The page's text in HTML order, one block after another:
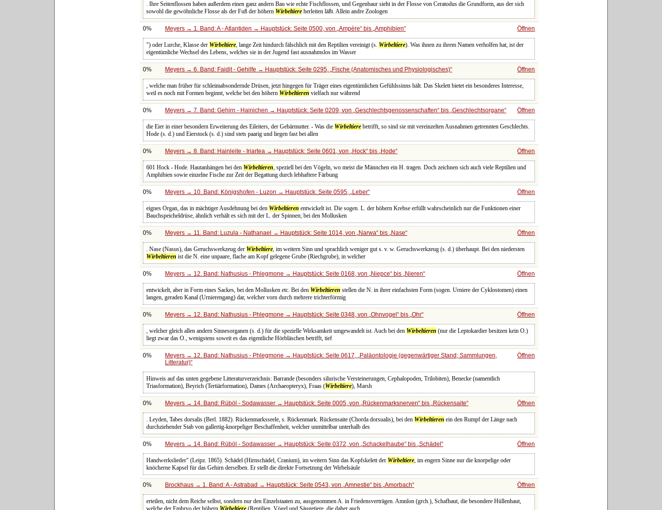
. Ihre Seitenflossen haben außerdem einen ganz andern Bau wie echte Fischflossen, und Gegenbaur sieht in der Flosse von Ceratodus die Grundform, aus der sich
sowohl die gewöhnliche Flosse als der Fuß der höhern Wirbeltiere herleiten läßt. Allein andre Zoologen
0% Meyers → 1. Band: A - Atlantiden → Hauptstück: Seite 0500, von Ampère bis Amphibien Öffnen
") oder Lurche, Klasse der Wirbeltiere, lange Zeit hindurch fälschlich mit den Reptilien vereinigt (s. Wirbeltiere). Was ihnen zu ihrem Namen verholfen hat, ist der
eigentümliche Wechsel des Lebens, welches sie in der Jugend fast ausnahmslos im Wasser
0% Meyers → 6. Band: Faidit - Gehilfe → Hauptstück: Seite 0295, Fische (Anatomisches und Physiologisches) Öffnen
, welche man früher für schleimabsondernde Drüsen, jetzt hingegen für Träger eines eigentümlichen Gefühlssinns hält. Das Skelett bietet ein besonderes Interesse,
weil es noch mit Formen beginnt, welche bei den höhern Wirbeltieren vielfach nur während
0% Meyers → 7. Band: Gehirn - Hainichen → Hauptstück: Seite 0209, von Geschlechtsgenossenschaften bis Geschlechtsorgane Öffnen
die Eier in einer besondern Erweiterung des Eileiters, der Gebärmutter. - Was die Wirbeltiere betrifft, so sind sie mit vereinzelten Ausnahmen getrennten Geschlechts.
Hode (s. d.) und Eierstock (s. d.) sind stets paarig und liegen fast bei allen
0% Meyers → 8. Band: Hainleite - Iriartea → Hauptstück: Seite 0601, von Hock bis Hode Öffnen
601 Hock - Hode. Hautanhängen bei den Wirbeltieren, speziell bei den Vögeln, wo meist die Männchen ein H. tragen. Doch zeichnen sich auch viele Reptilien und
Amphibien sowie einzelne Fische zur Zeit der Begattung durch lebhaftere Färbung
0% Meyers → 10. Band: Königshofen - Luzon → Hauptstück: Seite 0595, Leber Öffnen
eignes Organ, das in mächtiger Ausdehnung bei den Wirbeltieren entwickelt ist. Die sogen. L. der höhern Krebse erfüllt wahrscheinlich nur die Funktionen einer
Bauchspeicheldrüse, ähnlich verhält es sich mit der L. der Spinnen; bei den Mollusken
0% Meyers → 11. Band: Luzula - Nathanael → Hauptstück: Seite 1014, von Narwa bis Nase Öffnen
. Nase (Nasus), das Geruchswerkzeug der Wirbeltiere, im weitern Sinn und sprachlich weniger gut s. v. w. Geruchswerkzeug (s. d.) überhaupt. Bei den niedersten
Wirbeltieren ist die N. eine unpaare, flache am Kopf gelegene Grube (Riechgrube), in welcher
0% Meyers → 12. Band: Nathusius - Phlegmone → Hauptstück: Seite 0168, von Niepce bis Nieren Öffnen
entwickelt, aber in Form eines Sackes, bei den Mollusken etc. Bei den Wirbeltieren stellen die N. in ihrer einfachsten Form (sogen. Urniere der Cyklostomen) einen
langen, geraden Kanal (Urnierengang) dar, welcher vorn durch mehrere trichterförmig
0% Meyers → 12. Band: Nathusius - Phlegmone → Hauptstück: Seite 0348, von Ohnvogel bis Ohr Öffnen
, welcher gleich allen andern Sinnesorganen (s. d.) für die spezielle Wirksamkeit umgewandelt ist. Auch bei den Wirbeltieren (nur die Leptokardier besitzen kein O.)
liegt zwar das O., wenigstens soweit es das eigentliche Hörbläschen betrifft, tief
0% Meyers → 12. Band: Nathusius - Phlegmone → Hauptstück: Seite 0617, Paläontologie (gegenwärtiger Stand; Sammlungen,
Litteratur)
Öffnen
Hinweis auf das unten gegebene Litteraturverzeichnis: Barrande (besonders silurische Versteinerungen, Cephalopoden, Trilobiten), Benecke (namentlich
Triasformation), Beyrich (Tertiärformation), Dames (Archaeopteryx), Fraas (Wirbeltiere), Marsh
0% Meyers → 14. Band: Rüböl - Sodawasser → Hauptstück: Seite 0005, von Rückenmarksnerven bis Rückensaite Öffnen
. Leyden, Tabes dorsalis (Berl. 1882). Rückenmarksseele, s. Rückenmark. Rückensaite (Chorda dorsualis), bei den Wirbeltieren ein den Rumpf der Länge nach
durchziehender Stab von gallertig-knorpeliger Beschaffenheit, welcher unmittelbar unterhalb des
0% Meyers → 14. Band: Rüböl - Sodawasser → Hauptstück: Seite 0372, von Schackelhaube bis Schädel Öffnen
Handwerkslieder" (Leipz. 1865). Schädel (Hirnschädel, Cranium), im weitern Sinn das Kopfskelett der Wirbeltiere, im engern Sinne nur die knorpelige oder
knöcherne Kapsel für das Gehirn derselben. Er stellt die direkte Fortsetzung der Wirbelsäule
0% Brockhaus → 1. Band: A - Astrabad → Hauptstück: Seite 0543, von Amnestie bis Amorbach Öffnen
erteilen, nicht dem Reiche selbst, sondern nur den Einzelstaaten zu, ausgenommen A. in Friedensverträgen. Amnĭon (grch.), Schafhaut, die besondere Hüllenhaut,
welche der Embryo der höhern Wirbeltiere (Reptilien, Vögel und Säugetiere, die daher auch